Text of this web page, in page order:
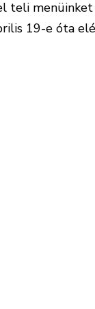
teli menüinket
19-e óta